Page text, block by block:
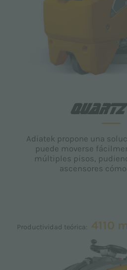
Adiatek propone una
puede moverse
múltiples pisos,
ascensores
Productividad teórica: 4110